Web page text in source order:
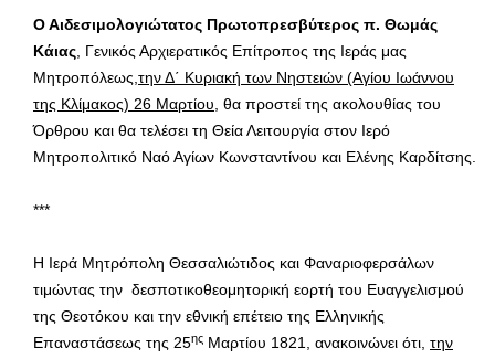
Ο Αιδεσιμολογιώτατος Πρωτοπρεσβύτερος π. Θωμάς
Κάιας, Γενικός Αρχιερατικός Επίτροπος της Ιεράς μας
Μητροπόλεως,την Δ΄ Κυριακή των Νηστειών (Αγίου Ιωάννου
της Κλίμακος) 26 Μαρτίου, θα προστεί της ακολουθίας του
Όρθρου και θα τελέσει τη Θεία Λειτουργία στον Ιερό
Μητροπολιτικό Ναό Αγίων Κωνσταντίνου και Ελένης Καρδίτσης.
***
Η Ιερά Μητρόπολη Θεσσαλιώτιδος και Φαναριοφερσάλων
τιμώντας την δεσποτικοθεομητορική εορτή του Ευαγγελισμού
της Θεοτόκου και την εθνική επέτειο της Ελληνικής
Επαναστάσεως της 25ης Μαρτίου 1821, ανακοινώνει ότι, την